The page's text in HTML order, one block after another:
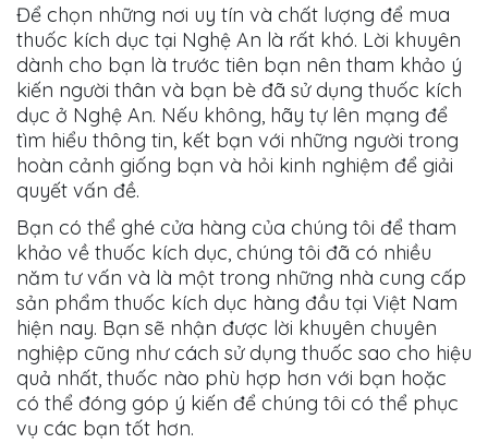
Để chọn những nơi uy tín và chất lượng để mua
thuốc kích dục tại Nghệ An là rất khó. Lời khuyên
dành cho bạn là trước tiên bạn nên tham khảo ý
kiến người thân và bạn bè đã sử dụng thuốc kích
dục ở Nghệ An. Nếu không, hãy tự lên mạng để
tìm hiểu thông tin, kết bạn với những người trong
hoàn cảnh giống bạn và hỏi kinh nghiệm để giải
quyết vấn đề.
Bạn có thể ghé cửa hàng của chúng tôi để tham
khảo về thuốc kích dục, chúng tôi đã có nhiều
năm tư vấn và là một trong những nhà cung cấp
sản phẩm thuốc kích dục hàng đầu tại Việt Nam
hiện nay. Bạn sẽ nhận được lời khuyên chuyên
nghiệp cũng như cách sử dụng thuốc sao cho hiệu
quả nhất, thuốc nào phù hợp hơn với bạn hoặc
có thể đóng góp ý kiến để chúng tôi có thể phục
vụ các bạn tốt hơn.